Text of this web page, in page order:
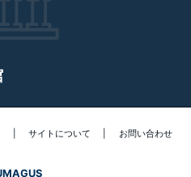
サイトについて お問い合わせ